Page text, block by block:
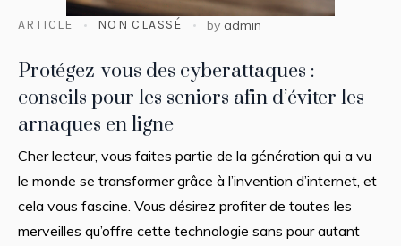
ARTICLE NON CLASSÉ by admin
Protégez-vous des cyberattaques :
conseils pour les seniors afin d’éviter les
arnaques en ligne
Cher lecteur, vous faites partie de la génération qui a vu
le monde se transformer grâce à l’invention d’internet, et
cela vous fascine. Vous désirez profiter de toutes les
merveilles qu’offre cette technologie sans pour autant